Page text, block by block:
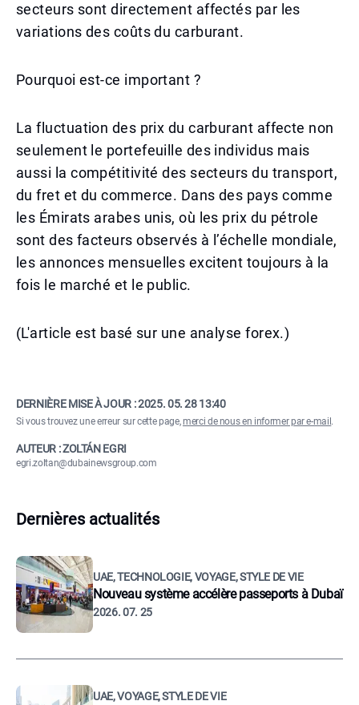
secteurs sont directement affectés par les
variations des coûts du carburant.
Pourquoi est-ce important ?
La fluctuation des prix du carburant affecte non
seulement le portefeuille des individus mais
aussi la compétitivité des secteurs du transport,
du fret et du commerce. Dans des pays comme
les Émirats arabes unis, où les prix du pétrole
sont des facteurs observés à l’échelle mondiale,
les annonces mensuelles excitent toujours à la
fois le marché et le public.
(L'article est basé sur une analyse forex.)
DERNIÈRE MISE À JOUR :2025. 05. 28 13:40
Si vous trouvez une erreur sur cette page,merci de nous en informer par e-mail .
AUTEUR : ZOLTÁN EGRI
egri.zoltan@dubainewsgroup.com
Dernières actualités
UAE, TECHNOLOGIE, VOYAGE, STYLE DE VIE
Nouveau système accélère passeports à Dubaï
2026. 07. 25
UAE, VOYAGE, STYLE DE VIE